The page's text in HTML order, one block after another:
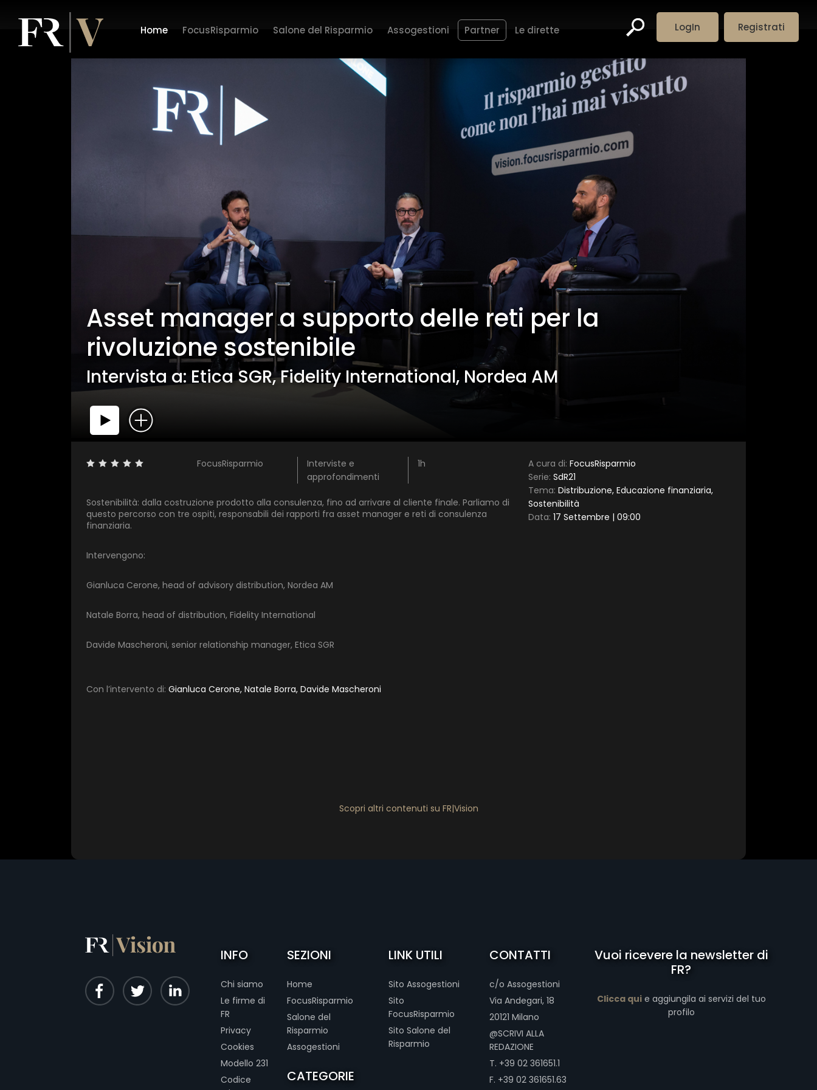
LogIn Registrati
Home FocusRisparmio Salone del Risparmio Assogestioni Partner Le dirette
Asset manager a supporto delle reti per la
rivoluzione sostenibile
Intervista a: Etica SGR, Fidelity International, Nordea AM
FocusRisparmio
Interviste e
approfondimenti
1h
Sostenibilità: dalla costruzione prodotto alla consulenza, fino ad arrivare al cliente finale. Parliamo di
questo percorso con tre ospiti, responsabili dei rapporti fra asset manager e reti di consulenza
finanziaria.
Intervengono:
Gianluca Cerone, head of advisory distribution, Nordea AM
Natale Borra, head of distribution, Fidelity International
Davide Mascheroni, senior relationship manager, Etica SGR
Con l’intervento di: Gianluca Cerone, Natale Borra, Davide Mascheroni
A cura di: FocusRisparmio
Serie: SdR21
Tema: Distribuzione, Educazione finanziaria,
Sostenibilità
Data: 17 Settembre | 09:00
Scopri altri contenuti su FR|Vision
Invia
INFO
Chi siamo
Le firme di
FR
Privacy
Cookies
Modello 231
Codice
SEZIONI
Home
FocusRisparmio
Salone del
Risparmio
Assogestioni
CATEGORIE
LINK UTILI
Sito Assogestioni
Sito
FocusRisparmio
Sito Salone del
Risparmio
CONTATTI
c/o Assogestioni
Via Andegari, 18
20121 Milano
@SCRIVI ALLA
REDAZIONE
T. +39 02 361651.1
F. +39 02 361651.63
Vuoi ricevere la newsletter di
FR?
Clicca quie aggiungila ai servizi del tuo
profilo